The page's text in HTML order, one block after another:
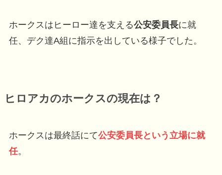
ホークスはヒーロー達を支える公安委員長に就
任、デク達A組に指示を出している様子でした。
ヒロアカのホークスの現在は？
ホークスは最終話にて公安委員長という立場に就
任。